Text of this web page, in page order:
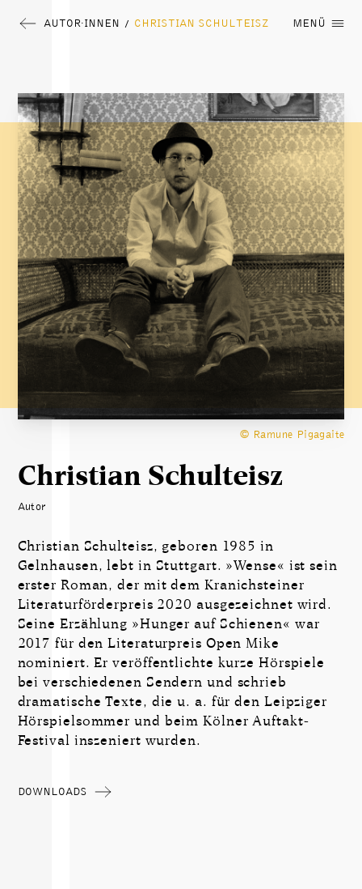
AUTOR∙INNEN / CHRISTIAN SCHULTEISZ MENÜ
© Ramune Pigagaite
Christian Schulteisz
Autor
Christian Schulteisz, geboren 1985 in
Gelnhausen, lebt in Stuttgart. »Wense« ist sein
erster Roman, der mit dem Kranichsteiner
Literaturförderpreis 2020 ausgezeichnet wird.
Seine Erzählung »Hunger auf Schienen« war
2017 für den Literaturpreis Open Mike
nominiert. Er veröffentlichte kurze Hörspiele
bei verschiedenen Sendern und schrieb
dramatische Texte, die u. a. für den Leipziger
Hörspielsommer und beim Kölner Auftakt-
Festival inszeniert wurden.
DOWNLOADS